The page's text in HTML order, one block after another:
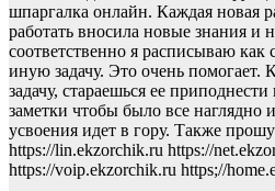
шпаргалка онлайн. Каждая новая
работать вносила новые знания и
соответственно я расписываю как
иную задачу. Это очень помогает.
задачу, стараешься ее
заметки чтобы было все наглядно
усвоения идет в гору. Также
https://lin.ekzorchik.ru https://
https://voip.ekzorchik.ru https;//